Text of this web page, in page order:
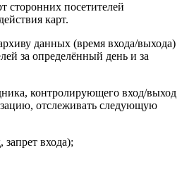
сторонних посетителей
карт.
данных (время входа/выхода)
за определённый день и за
контролирующего вход/выход
отслеживать следующую
входа);